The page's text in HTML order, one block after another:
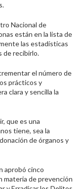
Nacional de
están en la lista de
las estadísticas
de recibirlo.
el número de
prácticos y
clara y sencilla la
que es una
tiene, sea la
de órganos y
aprobó cinco
materia de prevención